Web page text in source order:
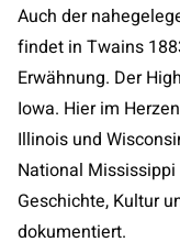
Auch der
findet in Twains
Erwähnung. Der
Iowa. Hier im
Illinois und
National
Geschichte, Kultur
dokumentiert.